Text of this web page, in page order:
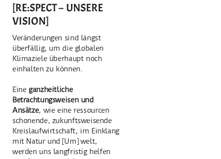
[RE:SPECT – UNSERE
VISION]
Veränderungen sind längst
überfällig, um die globalen
Klimaziele überhaupt noch
einhalten zu können.
Eine ganzheitliche
Betrachtungsweisen und
Ansätze, wie eine ressourcen
schonende, zukunftsweisende
Kreislaufwirtschaft, im Einklang
mit Natur und [Um] welt,
werden uns langfristig helfen